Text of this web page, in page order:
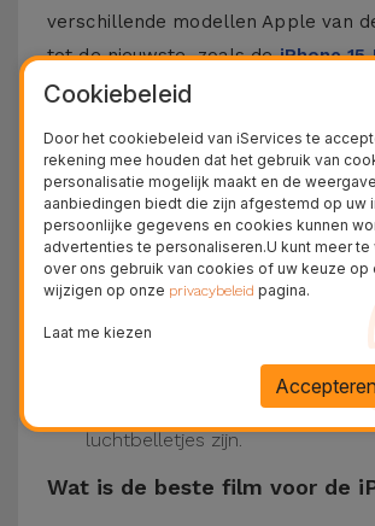
verschillende modellen Apple van
tot de nieuwste, zoals deiPhone 15
deiPhone 16.
Hoe zet je een iPhone Film
Het is vrij eenvoudig om een film op
plaatsen. Bij iServices zijn onze
iPhone hebben ze een kit die dit
makkelijker maakt.
Zorg ervoor dat het scherm van
schoon is. Gebruik dan het
beschikbare stickers.
Plaats de film op de iPhone,
midden naar de zijkanten,
luchtbelletjes zijn.
Wat is de beste film voor de
Cookiebeleid
Door het cookiebeleid van iServices te
rekening mee houden dat het gebruik van
personalisatie mogelijk maakt en de
aanbiedingen biedt die zijn afgestemd op uw
persoonlijke gegevens en cookies kunnen
advertenties te personaliseren.U kunt meer
over ons gebruik van cookies of uw keuze op
wijzigen op onze privacybeleid pagina.
Laat me kiezen